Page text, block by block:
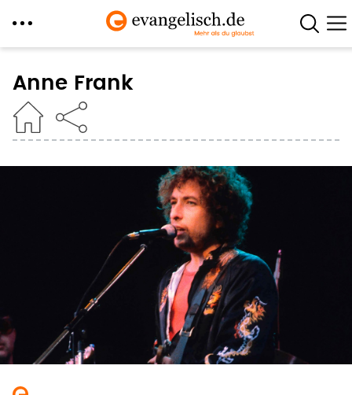
zum
Inhalt
Anne Frank